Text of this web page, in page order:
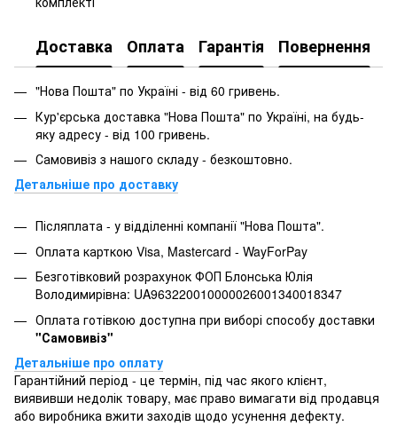
Доставка Оплата Гарантія Повернення
"Нова Пошта" по Україні - від 60 гривень.
Кур'єрська доставка "Нова Пошта" по Україні, на будь-
яку адресу - від 100 гривень.
Самовивіз з нашого складу - безкоштовно.
Детальніше про доставку
Післяплата - у відділенні компанії "Нова Пошта".
Оплата карткою Visa, Mastercard - WayForPay
Безготівковий розрахунок ФОП Блонська Юлія
Володимирівна: UA963220010000026001340018347
Оплата готівкою доступна при виборі способу доставки
"Самовивіз"
Детальніше про оплату
Гарантійний період - це термін, під час якого клієнт,
виявивши недолік товару, має право вимагати від продавця
або виробника вжити заходів щодо усунення дефекту.